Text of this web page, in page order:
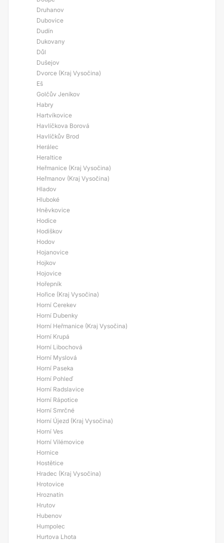
Druhanov
Dubovice
Dudín
Dukovany
Důl
Dušejov
Dvorce (Kraj Vysočina)
Eš
Golčův Jeníkov
Habry
Hartvíkovice
Havlíčkova Borová
Havlíčkův Brod
Herálec
Heraltice
Heřmanice (Kraj Vysočina)
Heřmanov (Kraj Vysočina)
Hladov
Hluboké
Hněvkovice
Hodice
Hodiškov
Hodov
Hojanovice
Hojkov
Hojovice
Hořepník
Hořice (Kraj Vysočina)
Horní Cerekev
Horní Dubenky
Horní Heřmanice (Kraj Vysočina)
Horní Krupá
Horní Libochová
Horní Myslová
Horní Paseka
Horní Pohleď
Horní Radslavice
Horní Rápotice
Horní Smrčné
Horní Újezd (Kraj Vysočina)
Horní Ves
Horní Vilémovice
Hornice
Hostětice
Hradec (Kraj Vysočina)
Hrotovice
Hroznatín
Hrutov
Hubenov
Humpolec
Hurtova Lhota